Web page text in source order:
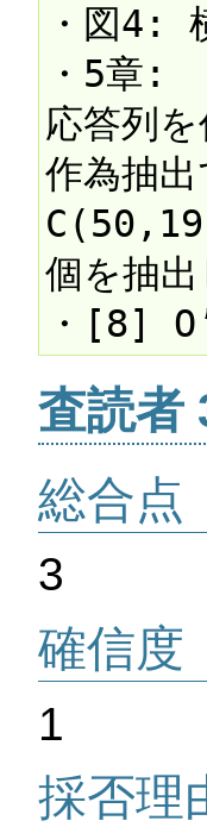
・図4:
・5章:
応答列
作為抽
個を抽
・[8]
査読者
総合点
3
確信度
1
採否理